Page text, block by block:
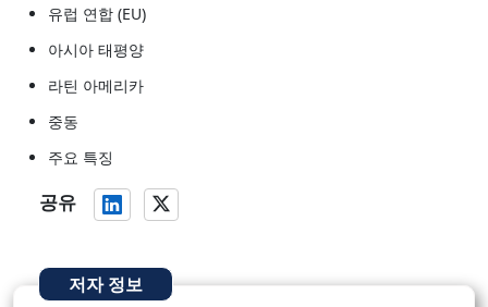
유럽 연합 (EU)
아시아 태평양
라틴 아메리카
중동
주요 특징
공유
저자 정보